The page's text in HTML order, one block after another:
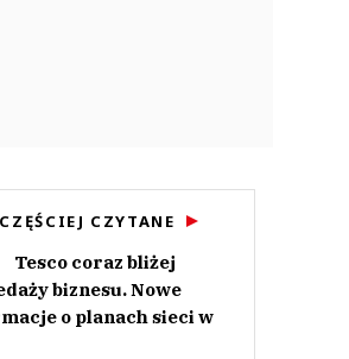
CZYTANE
Tesco coraz bliżej
biznesu. Nowe
o planach sieci w